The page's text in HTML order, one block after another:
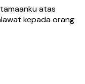
atas
kepada orang